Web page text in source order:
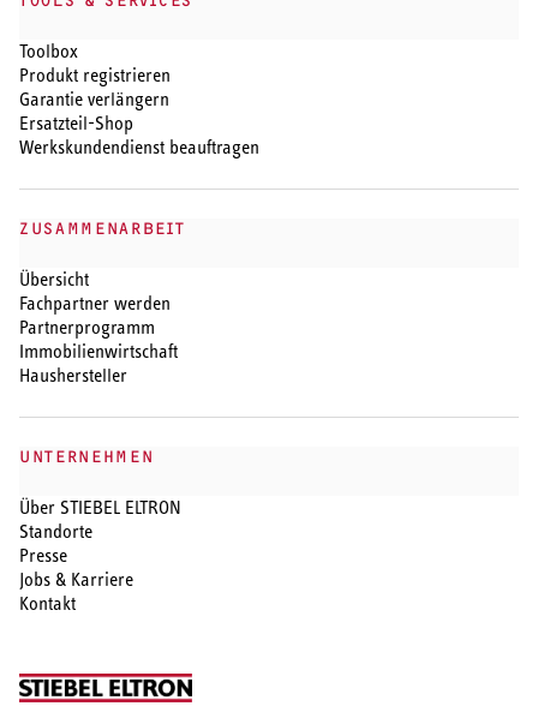
Toolbox
Produkt registrieren
Garantie verlängern
Ersatzteil-Shop
Werkskundendienst beauftragen
ZUSAMMENARBEIT
Übersicht
Fachpartner werden
Partnerprogramm
Immobilienwirtschaft
Haushersteller
UNTERNEHMEN
Über STIEBEL ELTRON
Standorte
Presse
Jobs & Karriere
Kontakt